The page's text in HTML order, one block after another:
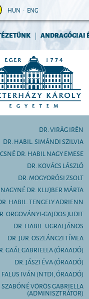
HUN • ENG
| ANDRAGÓGIAI
DR. VIRÁG IRÉN
DR. HABIL. SIMÁNDI SZILVIA
DR. HABIL NAGY EMESE
DR. KOVÁCS LÁSZLÓ
DR. MOGYORÓSI ZSOLT
NAGYNÉ DR. KLUJBER MÁRTA
HABIL. TENGELY ADRIENN
ORGOVÁNYI-GAJDOS JUDIT
DR. HABIL. UGRAI JÁNOS
DR. JUR. OSZLÁNCZI TÍMEA
GAÁL GABRIELLA (ÓRAADÓ)
DR. JÁSZI ÉVA (ÓRAADÓ)
FALUS IVÁN (NTDI, ÓRAADÓ)
SZABÓNÉ VÖRÖS GABRIELLA
(ADMINISZTRÁTOR)